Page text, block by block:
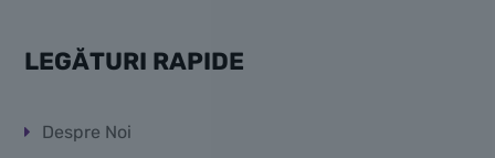
LEGĂTURI RAPIDE
Despre Noi